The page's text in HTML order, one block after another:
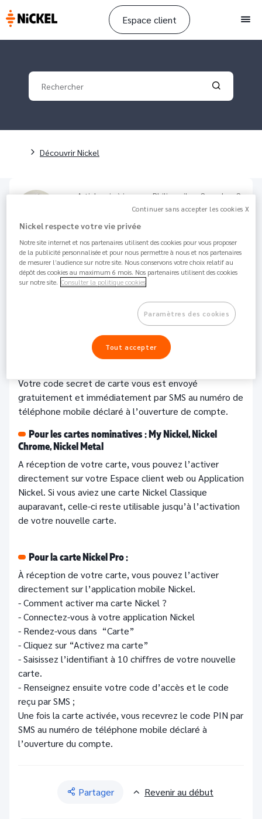
Espace client
Your search
Validate
Fil d'ArianeDécouvrir Nickel
Article mis à jour par Philippe il y a 2 weeks - 2
minutes de lecture
Quel est le délai d'activation
de mon compte et de ma carte
?
Pour la carte Nickel Classic :
Vous pouvez utiliser votre compte et votre carte dès
que le buraliste ou commerçant partenaire vous aura
Votre code secret de carte vous est envoyé
gratuitement et immédiatement par SMS au numéro de
téléphone mobile déclaré à l’ouverture de compte.
Pour les cartes nominatives : My Nickel, Nickel
Chrome, Nickel Metal
A réception de votre carte, vous pouvez l’activer
directement sur votre Espace client web ou Application
Nickel. Si vous aviez une carte Nickel Classique
auparavant, celle-ci reste utilisable jusqu’à l’activation
de votre nouvelle carte.
Pour la carte Nickel Pro :
À réception de votre carte, vous pouvez l’activer
directement sur l’application mobile Nickel.
- Comment activer ma carte Nickel ?
- Connectez-vous à votre application Nickel
- Rendez-vous dans “Carte”
- Cliquez sur “Activez ma carte”
- Saisissez l’identifiant à 10 chiffres de votre nouvelle
carte.
- Renseignez ensuite votre code d’accès et le code
reçu par SMS ;
Une fois la carte activée, vous recevrez le code PIN par
SMS au numéro de téléphone mobile déclaré à
l’ouverture du compte.
Partager Revenir au début
Continuer sans accepter les cookies X
Nickel respecte votre vie privée
Notre site internet et nos partenaires utilisent des cookies pour vous proposer
de la publicité personnalisée et pour nous permettre à nous et nos partenaires
de mesurer l’audience sur notre site. Nous conservons votre choix relatif au
dépôt des cookies au maximum 6 mois. Nos partenaires utilisent des cookies
sur notre site. Consulter la politique cookies
Paramètres des cookies
Tout accepter